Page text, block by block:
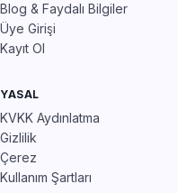
Blog & Faydalı Bilgiler
Üye Girişi
Kayıt Ol
YASAL
KVKK Aydınlatma
Gizlilik
Çerez
Kullanım Şartları